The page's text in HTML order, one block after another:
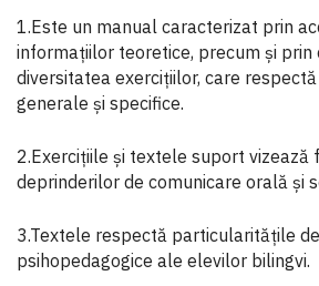
1.Este un manual caracterizat prin
informațiilor teoretice, precum și prin
diversitatea exercițiilor, care
generale și specifice.
2.Exercițiile și textele suport vizează
deprinderilor de comunicare orală și
3.Textele respectă particularitățile
psihopedagogice ale elevilor bilingvi.